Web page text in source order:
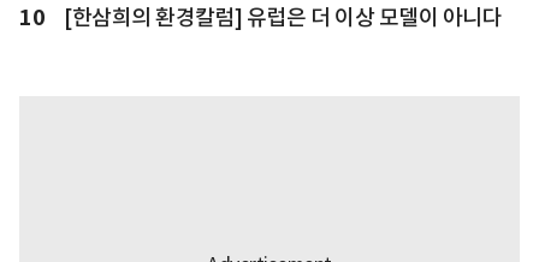
10 [한삼희의 환경칼럼] 유럽은 더 이상 모델이 아니다